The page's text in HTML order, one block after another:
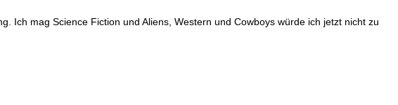
Ich mag Science Fiction und Aliens, Western und Cowboys würde ich jetzt nicht zu